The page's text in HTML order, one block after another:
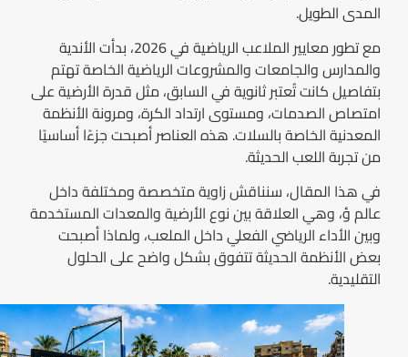
المدى الطويل.
مع تطور معايير الملاعب الرياضية في 2026، بدأت الأندية
والمدارس والجامعات والمشروعات الرياضية الخاصة تهتم
بتفاصيل كانت تُعتبر ثانوية في السابق، مثل قدرة الأرضية على
امتصاص الصدمات، ومستوى ارتداد الكرة، ومرونة الأنظمة
المعدنية الخاصة بالسلات. هذه العناصر أصبحت جزءًا أساسيًا
من تجربة اللعب الحديثة.
في هذا المقال، سنناقش زاوية متخصصة ومختلفة داخل
عالم ؤ، وهي العلاقة بين نوع الأرضية والمعدات المستخدمة
وبين الأداء الرياضي الفعلي داخل الملعب، ولماذا أصبحت
بعض الأنظمة الحديثة تتفوق بشكل واضح على الحلول
التقليدية.